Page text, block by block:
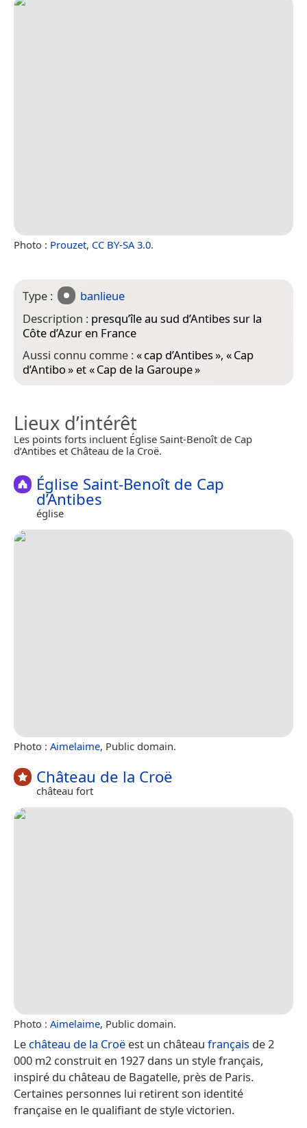
Photo : Prouzet, CC BY-SA 3.0.
Type :
banlieue
Description : presqu’île au sud d’Antibes sur la
Côte d’Azur en France
Aussi connu comme :«cap d’Antibes», «Cap
d’Antibo» et «Cap de la Garoupe»
Lieux d’intérêt
Les points forts incluent Église Saint-Benoît de Cap
d’Antibes et Château de la Croë.
Église Saint-Benoît de Cap
d’Antibes
église
Photo : Aimelaime, Public domain.
Château de la Croë
château fort
Photo : Aimelaime, Public domain.
Le château de la Croë est un château français de 2
000 m2 construit en 1927 dans un style français,
inspiré du château de Bagatelle, près de Paris.
Certaines personnes lui retirent son identité
française en le qualifiant de style victorien.